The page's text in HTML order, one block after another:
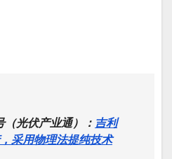
光伏产业通）： 吉利
采用物理法提纯技术